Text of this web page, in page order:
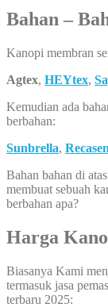
Bahan –
Kanopi membran
Agtex, HEYtex,
Kemudian ada
berbahan:
Sunbrella,
Bahan bahan di
membuat sebuah
berbahan apa?
Harga
Biasanya Kami
termasuk jasa
terbaru 2025: